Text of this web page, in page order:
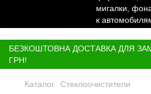
БЕЗКОШТОВНА ДОСТАВКА ДЛЯ
ГРН!
Каталог Стеклоочистители